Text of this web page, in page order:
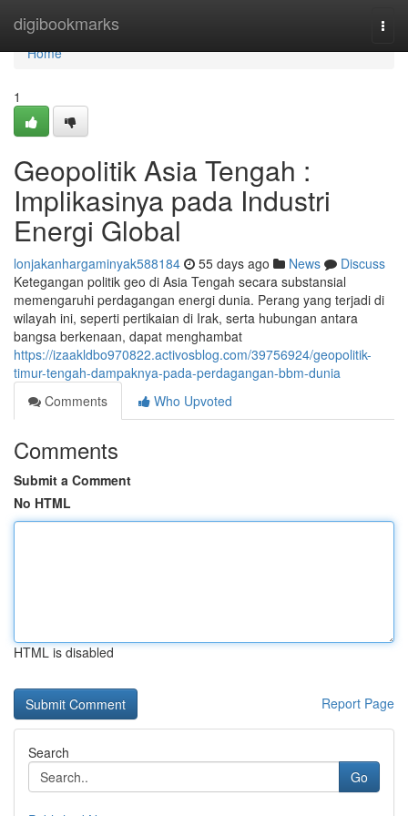
digibookmarks
Home
Home
1
Geopolitik Asia Tengah :
Implikasinya pada Industri
Energi Global
lonjakanhargaminyak588184 55 days ago News
Discuss
Ketegangan politik geo di Asia Tengah secara substansial
memengaruhi perdagangan energi dunia. Perang yang terjadi di
wilayah ini, seperti pertikaian di Irak, serta hubungan antara
bangsa berkenaan, dapat menghambat
https://izaakldbo970822.activosblog.com/39756924/geopolitik-
timur-tengah-dampaknya-pada-perdagangan-bbm-dunia
Comments
Who Upvoted
Comments
Submit a Comment
No HTML
HTML is disabled
Report Page
Search
Go